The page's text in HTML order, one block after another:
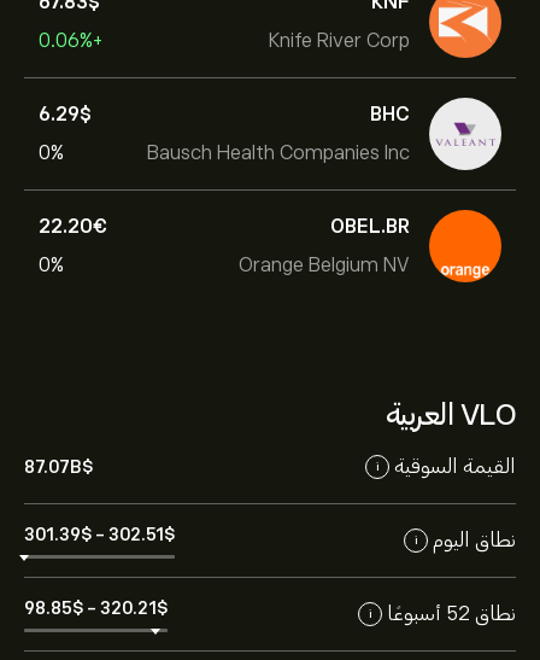
Knife River Corp
+0.06%
BHC
Bausch Health Companies Inc
6.29‎$‎
0%
OBEL.BR
Orange Belgium NV
22.20‎€‎
0%
VLO العربية
القيمة السوقية i
87.07B‎$‎
نطاق اليوم i
301.39‎$‎ - 302.51‎$‎
نطاق 52 أسبوعًا i
98.85‎$‎ - 320.21‎$‎